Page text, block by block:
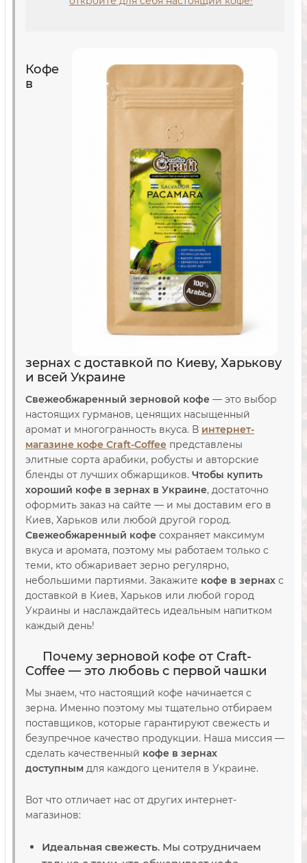
Кофе
в
зернах с доставкой по Киеву, Харькову
и всей Украине
Свежеобжаренный зерновой кофе — это выбор
настоящих гурманов, ценящих насыщенный
аромат и многогранность вкуса. В интернет-
магазине кофе Craft-Coffee представлены
элитные сорта арабики, робусты и авторские
бленды от лучших обжарщиков. Чтобы купить
хороший кофе в зернах в Украине, достаточно
оформить заказ на сайте — и мы доставим его в
Киев, Харьков или любой другой город.
Свежеобжаренный кофе сохраняет максимум
вкуса и аромата, поэтому мы работаем только с
теми, кто обжаривает зерно регулярно,
небольшими партиями. Закажите кофе в зернах с
доставкой в Киев, Харьков или любой город
Украины и наслаждайтесь идеальным напитком
каждый день!
Почему зерновой кофе от Craft-
Coffee — это любовь с первой чашки
Мы знаем, что настоящий кофе начинается с
зерна. Именно поэтому мы тщательно отбираем
поставщиков, которые гарантируют свежесть и
безупречное качество продукции. Наша миссия —
сделать качественный кофе в зернах
доступным для каждого ценителя в Украине.
Вот что отличает нас от других интернет-
магазинов:
Идеальная свежесть. Мы сотрудничаем